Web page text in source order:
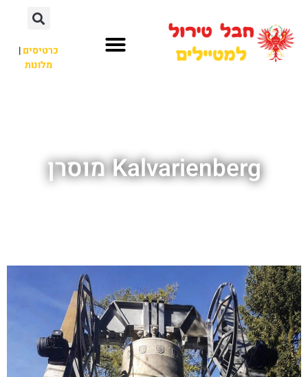
כרטיסים|
מלונות
Kalvarienberg מוסרן